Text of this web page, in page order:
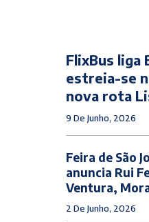
FlixBus liga
estreia-se
nova rota
9 De Junho, 2026
Feira de São
anuncia Rui
Ventura,
2 De Junho, 2026